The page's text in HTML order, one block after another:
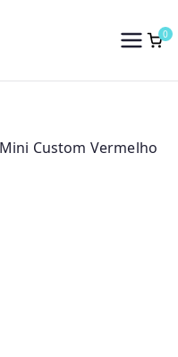
Baby
0
Custom Vermelho